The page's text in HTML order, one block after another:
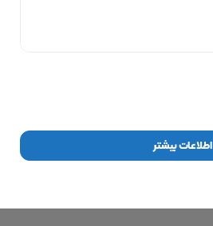
اطلاعات بیشتر